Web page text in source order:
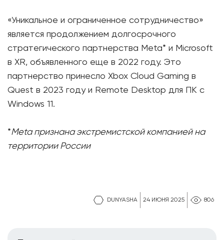
DUNYASHA 24 ИЮНЯ 2025 806
«Уникальное и ограниченное сотрудничество»
является продолжением долгосрочного
стратегического партнерства Meta* и Microsoft
в XR, объявленного еще в 2022 году. Это
партнерство принесло Xbox Cloud Gaming в
Quest в 2023 году и Remote Desktop для ПК с
Windows 11.
*Meta признана экстремистской компанией на
территории России